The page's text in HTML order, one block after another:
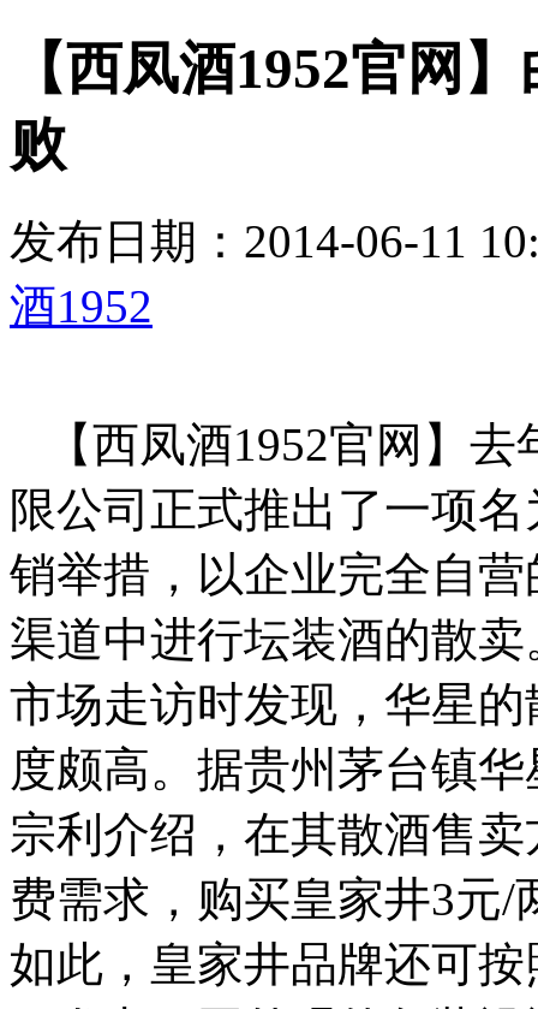
【西凤酒1952官网
败
发布日期：2014-06-11
酒1952
【西凤酒1952官网】去
限公司正式推出了一项
销举措，以企业完全自
渠道中进行坛装酒的散
市场走访时发现，华星
度颇高。 据贵州茅台镇
宗利介绍，在其散酒售
费需求，购买皇家井3元/
如此，皇家井品牌还可